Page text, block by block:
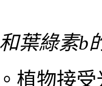
葉綠素b
植物接